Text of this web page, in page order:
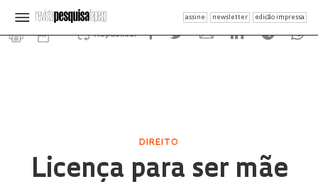
assine newsletter edição impressa
Republicar
DIREITO
Licença para ser mãe